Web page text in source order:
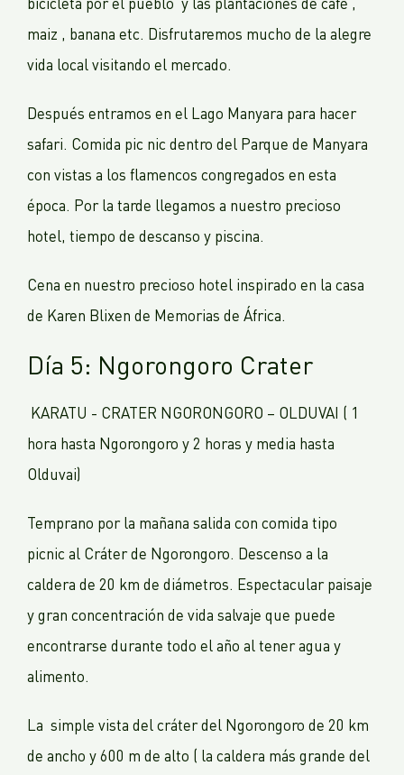
maiz , banana etc. Disfrutaremos mucho de la alegre
vida local visitando el mercado.
Después entramos en el Lago Manyara para hacer
safari. Comida pic nic dentro del Parque de Manyara
con vistas a los flamencos congregados en esta
época. Por la tarde llegamos a nuestro precioso
hotel, tiempo de descanso y piscina.
Cena en nuestro precioso hotel inspirado en la casa
de Karen Blixen de Memorias de África.
Día 5: Ngorongoro Crater
KARATU - CRATER NGORONGORO – OLDUVAI ( 1
hora hasta Ngorongoro y 2 horas y media hasta
Olduvai)
Temprano por la mañana salida con comida tipo
picnic al Cráter de Ngorongoro. Descenso a la
caldera de 20 km de diámetros. Espectacular paisaje
y gran concentración de vida salvaje que puede
encontrarse durante todo el año al tener agua y
alimento.
La simple vista del cráter del Ngorongoro de 20 km
de ancho y 600 m de alto ( la caldera más grande del